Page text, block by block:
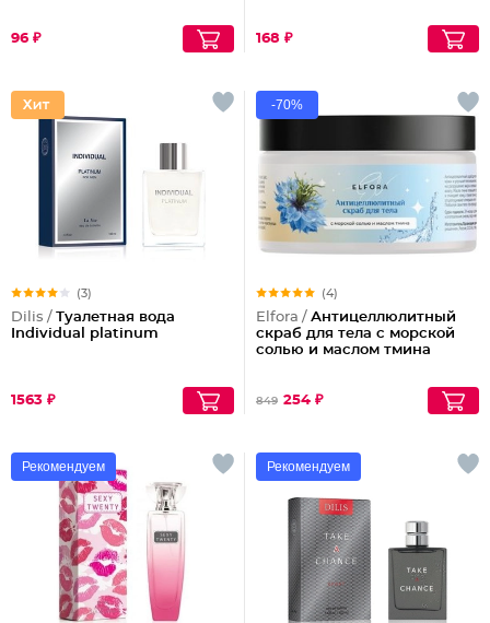
96 ₽ 168 ₽
(3)
Dilis / Туалетная вода
Individual platinum
1563 ₽
-70%
(4)
Elfora / Антицеллюлитный
скраб для тела с морской
солью и маслом тмина
849 254 ₽
Рекомендуем Рекомендуем